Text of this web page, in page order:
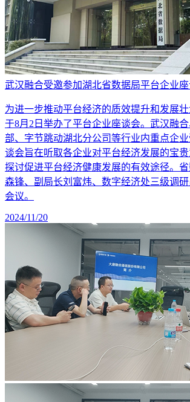
武汉融合受邀参加湖北省数据局平台企业
为进一步推动平台经济的质效提升和发展
于8月2日举办了平台企业座谈会。武汉融
部、字节跳动湖北分公司等行业内重点企
谈会旨在听取各企业对平台经济发展的宝
探讨促进平台经济健康发展的有效途径。
森锋、副局长刘富炜、数字经济处三级调
会议。
2024/11/20